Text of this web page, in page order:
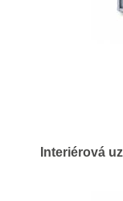
Interiérová